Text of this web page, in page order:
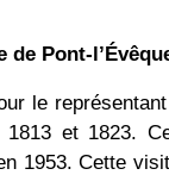
Pont-
le
et 1823.
1953. Cette